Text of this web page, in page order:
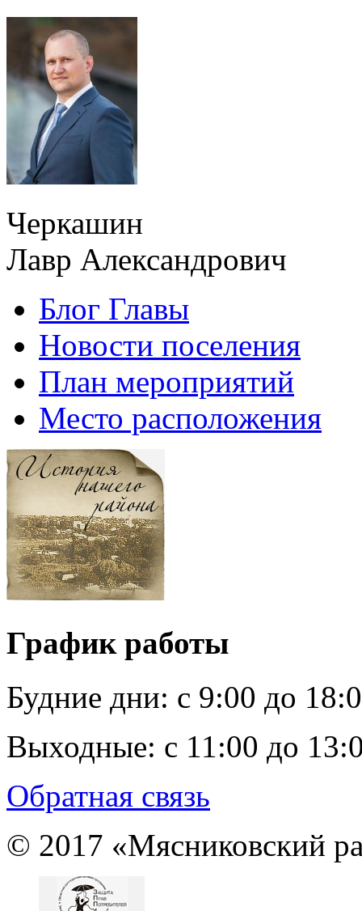
Черкашин
Лавр Александрович
Блог Главы
Новости поселения
План мероприятий
Место расположения
График работы
Будние дни: c 9:00 до
Выходные: с 11:00 до
Обратная связь
© 2017 «Мясниковский